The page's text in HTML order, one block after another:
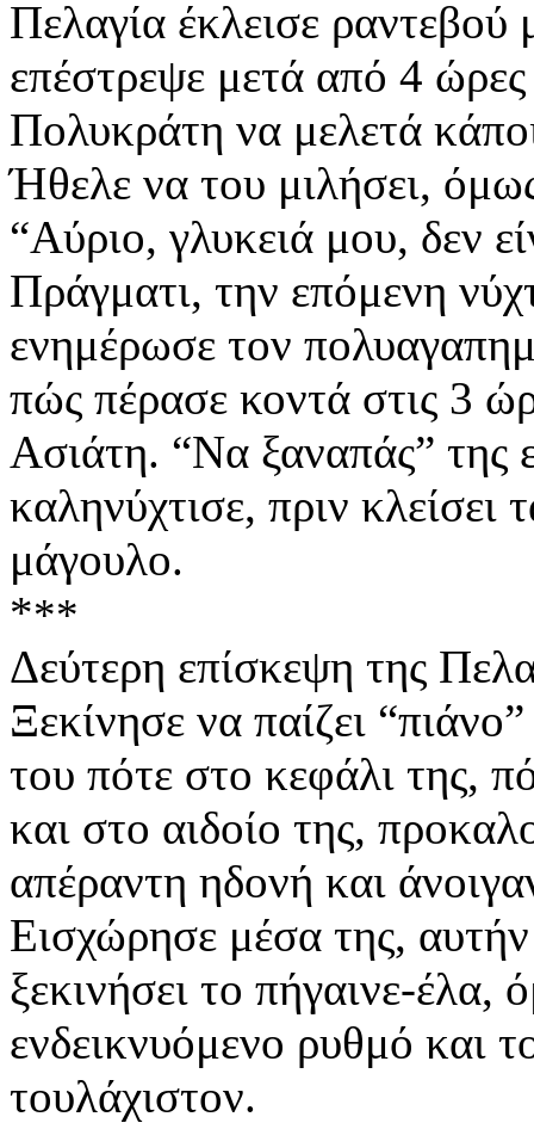
Πελαγία έκλεισε ραντεβού
επέστρεψε μετά από 4
Πολυκράτη να μελετά
Ήθελε να του μιλήσει,
“Αύριο, γλυκειά μου, δεν
Πράγματι, την επόμενη
ενημέρωσε τον
πώς πέρασε κοντά στις 3
Ασιάτη. “Να ξαναπάς” της
καληνύχτισε, πριν κλείσει
μάγουλο.
***
Δεύτερη επίσκεψη της
Ξεκίνησε να παίζει
του πότε στο κεφάλι της,
και στο αιδοίο της,
απέραντη ηδονή και
Εισχώρησε μέσα της,
ξεκινήσει το πήγαινε-έλα,
ενδεικνυόμενο ρυθμό και
τουλάχιστον.